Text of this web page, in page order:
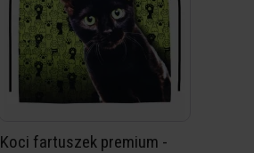
Koci fartuszek premium -